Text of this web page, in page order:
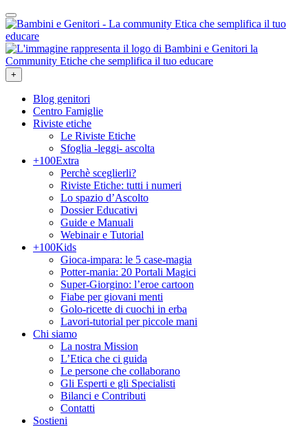
+
Blog genitori
Centro Famiglie
Riviste etiche
Le Riviste Etiche
Sfoglia -leggi- ascolta
+100Extra
Perchè sceglierli?
Riviste Etiche: tutti i numeri
Lo spazio d’Ascolto
Dossier Educativi
Guide e Manuali
Webinair e Tutorial
+100Kids
Gioca-impara: le 5 case-magia
Potter-mania: 20 Portali Magici
Super-Giorgino: l’eroe cartoon
Fiabe per giovani menti
Golo-ricette di cuochi in erba
Lavori-tutorial per piccole mani
Chi siamo
La nostra Mission
L’Etica che ci guida
Le persone che collaborano
Gli Esperti e gli Specialisti
Bilanci e Contributi
Contatti
Sostieni